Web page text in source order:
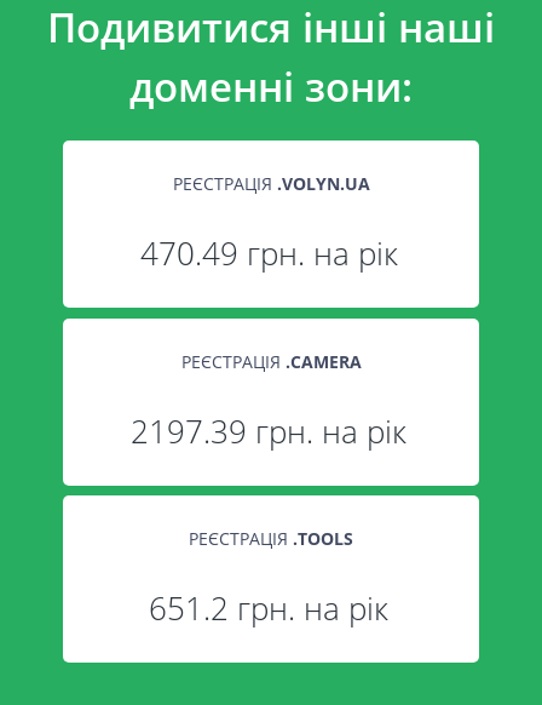
Подивитися інші наші
доменні зони:
РЕЄСТРАЦІЯ .VOLYN.UA
470.49 грн. на рік
РЕЄСТРАЦІЯ .CAMERA
2197.39 грн. на рік
РЕЄСТРАЦІЯ .TOOLS
651.2 грн. на рік